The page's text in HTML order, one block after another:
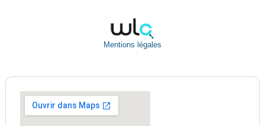
Mentions légales